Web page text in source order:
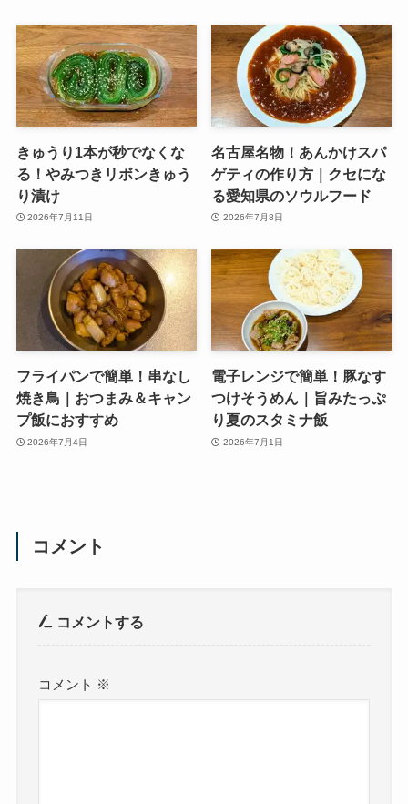
きゅうり1本が秒でなくな
る！やみつきリボンきゅう
り漬け
2026年7月11日
名古屋名物！あんかけスパ
ゲティの作り方｜クセにな
る愛知県のソウルフード
2026年7月8日
フライパンで簡単！串なし
焼き鳥｜おつまみ＆キャン
プ飯におすすめ
2026年7月4日
電子レンジで簡単！豚なす
つけそうめん｜旨みたっぷ
り夏のスタミナ飯
2026年7月1日
コメント
コメントする
コメント ※